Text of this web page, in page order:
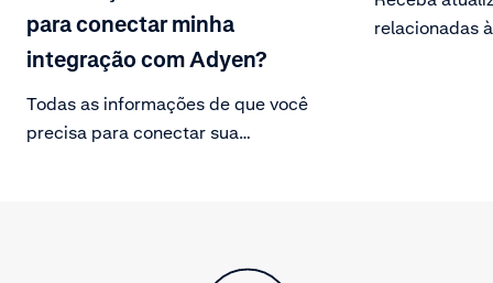
para conectar minha
integração com Adyen?
Todas as informações de que você
precisa para conectar sua
relacionadas